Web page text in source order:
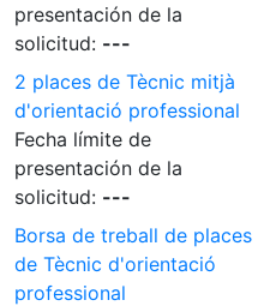
presentación de la
solicitud: ---
2 places de Tècnic mitjà
d'orientació professional
Fecha límite de
presentación de la
solicitud: ---
Borsa de treball de places
de Tècnic d'orientació
professional